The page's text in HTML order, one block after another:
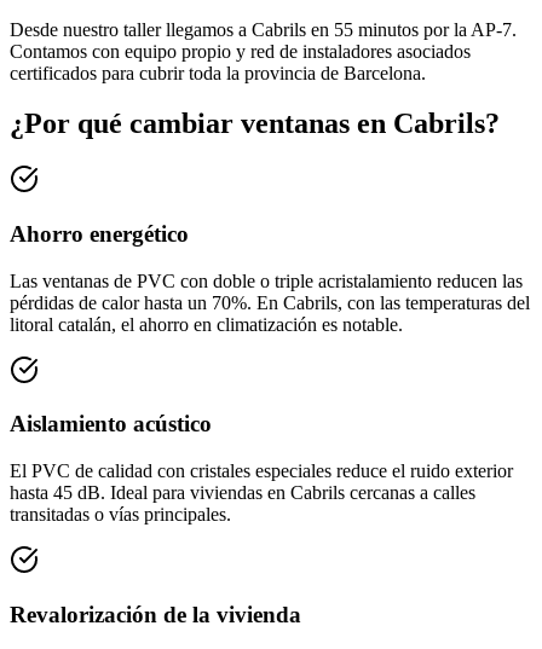
Desde nuestro taller llegamos a Cabrils en 55 minutos por la AP-7.
Contamos con equipo propio y red de instaladores asociados
certificados para cubrir toda la provincia de Barcelona.
¿Por qué cambiar ventanas en Cabrils?
Ahorro energético
Las ventanas de PVC con doble o triple acristalamiento reducen las
pérdidas de calor hasta un 70%. En Cabrils, con las temperaturas del
litoral catalán, el ahorro en climatización es notable.
Aislamiento acústico
El PVC de calidad con cristales especiales reduce el ruido exterior
hasta 45 dB. Ideal para viviendas en Cabrils cercanas a calles
transitadas o vías principales.
Revalorización de la vivienda